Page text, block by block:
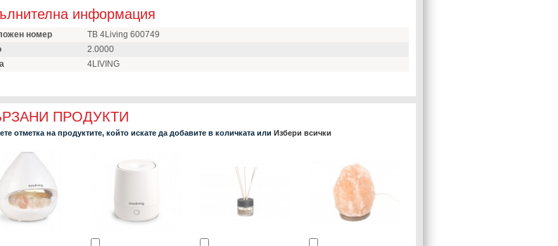
информация
номер
TB 4Living 600749
2.0000
4LIVING
ПРОДУКТИ
отметка на продуктите, който искате да добавите в количката или Избери всички